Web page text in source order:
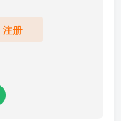
注册